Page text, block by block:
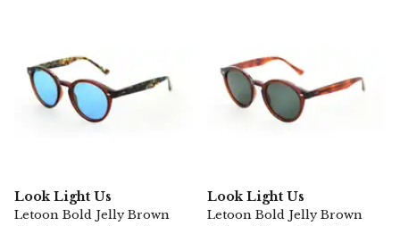
Look Light Us
Letoon Bold Jelly Brown
Look Light Us
Letoon Bold Jelly Brown